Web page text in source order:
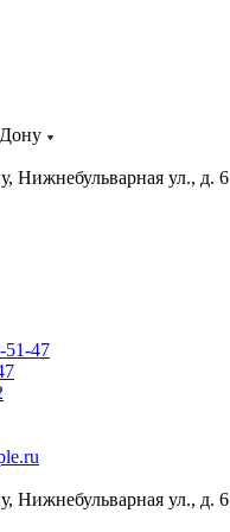
Нижнебульварная ул., д. 6
51-47
Нижнебульварная ул., д. 6